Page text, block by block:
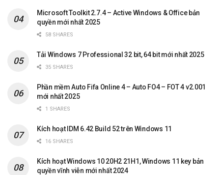
Microsoft Toolkit 2.7.4 – Active Windows & Office bản
quyền mới nhất 2025
58 SHARES
Tải Windows 7 Professional 32 bit, 64 bit mới nhất 2025
35 SHARES
Phần mềm Auto Fifa Online 4 – Auto FO4 – FOT 4 v2.001
mới nhất 2025
1 SHARES
Kích hoạt IDM 6.42 Build 52 trên Windows 11
16 SHARES
Kích hoạt Windows 10 20H2 21H1, Windows 11 key bản
quyền vĩnh viễn mới nhất 2024